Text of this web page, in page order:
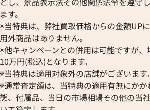
ます。
※当特典は、弊社買取価格からの金額UP
用外商品はありません。
※他キャンペーンとの併用は可能ですが
10万円(税込)となります。
※当特典は適用対象外の店舗がございます。
※通常査定額は、当特典の適用有無にか
態、付属品、当日の市場相場その他の当